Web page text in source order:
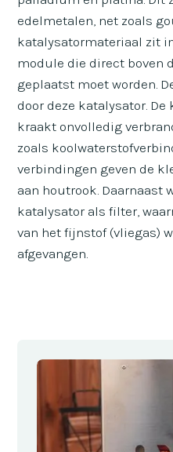
edelmetalen, net zoals
katalysatormateriaal zit
module die direct boven
geplaatst moet worden.
door deze katalysator. De
kraakt onvolledig
zoals
verbindingen geven de
aan houtrook. Daarnaast
katalysator als filter,
van het fijnstof (vliegas)
afgevangen.